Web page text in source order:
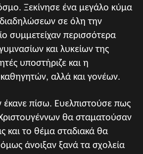
Ξεκίνησε ένα μεγάλο κύμα
σε όλη την
συμμετείχαν περισσότερα
και λυκείων της
υποστήριζε και η
αλλά και γονέων.
πίσω. Ευελπιστούσε πως
θα σταματούσαν
και το θέμα σταδιακά θα
άνοιξαν ξανά τα σχολεία